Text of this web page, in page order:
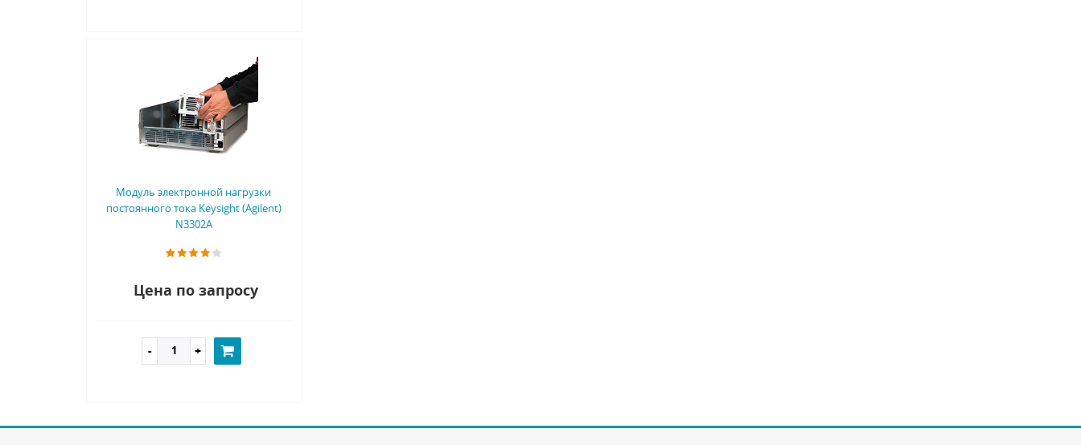
Модуль электронной нагрузки
постоянного тока Keysight (Agilent)
N3302A
Цена по запросу